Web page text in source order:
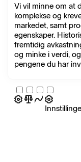
Vi vil minne om at
komplekse og
markedet, samt
egenskaper.
fremtidig
og minke i verdi,
pengene du har